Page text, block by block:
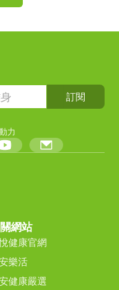
訂閱
力
網站
健康官網
樂活
健康嚴選